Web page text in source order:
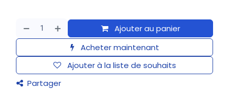
Ajouter au panier
Acheter maintenant
Ajouter à la liste de souhaits
Partager